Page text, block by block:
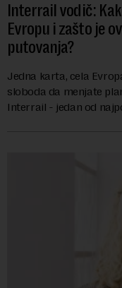
Interrail vodič:
Evropu i zašto je
putovanja?
Jedna karta, cela
sloboda da menjate
Interrail - jedan od